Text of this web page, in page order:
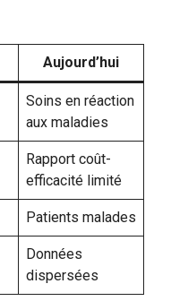
Aujourd’hui
Soins en réaction
aux maladies
Rapport coût-
efficacité limité
Patients malades
Données
dispersées